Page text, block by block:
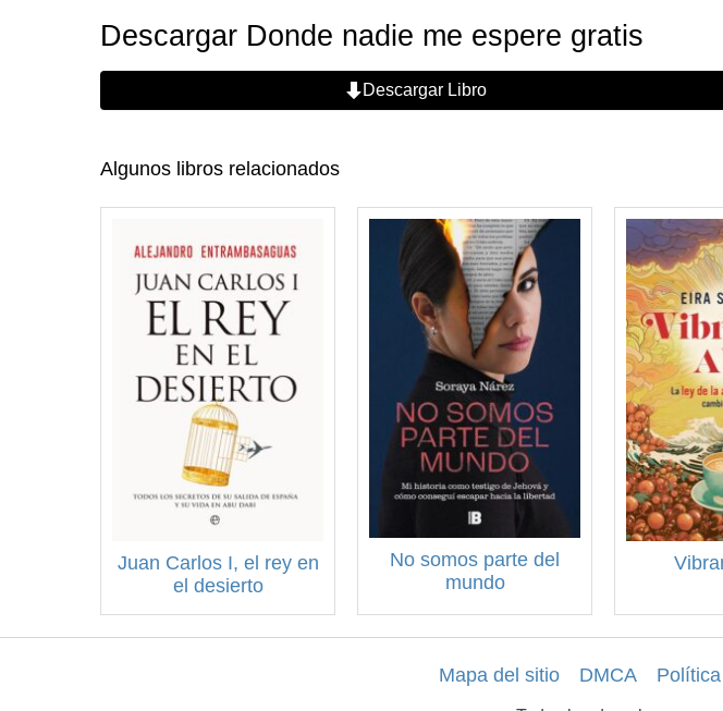
Descargar Donde nadie me espere gratis
Descargar Libro
Algunos libros relacionados
Juan Carlos I, el rey en
el desierto
No somos parte del
mundo
Mapa del sitio DMCA